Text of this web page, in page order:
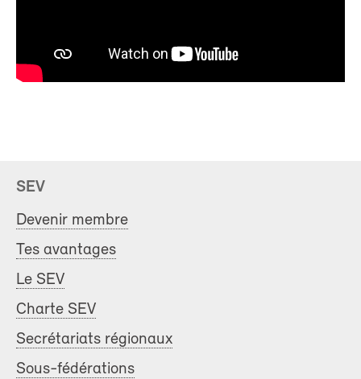
SEV
Devenir membre
Tes avantages
Le SEV
Charte SEV
Secrétariats régionaux
Sous-fédérations